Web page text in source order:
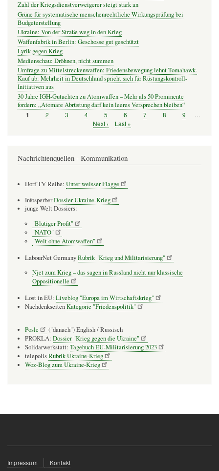
Zahl der Kriegsdienstverweigerer steigt stark an
Grüne für systematische menschenrechtliche Wirkungsprüfung bei
Budgeterstellung
Ukraine: Von der Straße weg in den Krieg
Waffenfabrik in Berlin: Geschosse gut geschützt
Lyrik gegen Krieg
Medienschau: Dröhnen, nicht summen
Umfrage zu Mittelstreckenwaffen: Friedensbewegung lehnt Tomahawk-
Kauf ab: Mehrheit in Deutschland spricht sich für Rüstungskontroll-
Initiativen aus
30 Jahre IGH-Gutachten zu Atomwaffen – Mehr als 50 Prominente
fordern: „Atomare Abrüstung darf kein leeres Versprechen bleiben“
Seitennummerierung
Seite
1 Seite
2 Seite
3 Seite
4 Seite
5 Seite
6 Seite
7 Seite
8 Seite
9
…
Nächste
Next ›
Letzte
Last »
Nachrichtenquellen - Kommunikation
Dorf TV Reihe: Unter weisser Flagge
InfosperberDossier Ukraine-Krieg
junge Welt Dossiers:
"Blutiger Profit"
"NATO"
"Welt ohne Atomwaffen"
LabourNet GermanyRubrik "Krieg und Militarisierung"
Njet zum Krieg – das sagen in Russland nicht nur klassische
Oppositionelle
Lost in EU: Liveblog "Europa im Wirtschaftskrieg"
NachdenkseitenKategorie "Friedenspolitik"
Posle
("danach") English / Russisch
PROKLA: Dossier "Krieg gegen die Ukraine"
Solidarwerkstatt: Tagebuch EU-Militarisierung 2023
telepolisRubrik Ukraine-Krieg
Woz-Blog zum Ukraine-Krieg
Fußzeilenmenü
Impressum Kontakt